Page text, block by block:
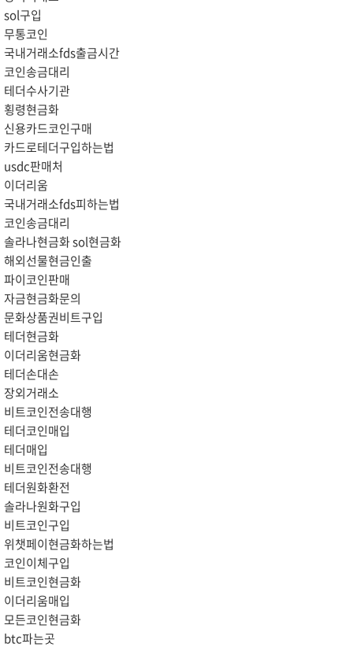
sol구입
무통코인
국내거래소fds출금시간
코인송금대리
테더수사기관
횡령현금화
신용카드코인구매
카드로테더구입하는법
usdc판매처
이더리움
국내거래소fds피하는법
코인송금대리
솔라나현금화 sol현금화
해외선물현금인출
파이코인판매
자금현금화문의
문화상품권비트구입
테더현금화
이더리움현금화
테더손대손
장외거래소
비트코인전송대행
테더코인매입
테더매입
비트코인전송대행
테더원화환전
솔라나원화구입
비트코인구입
위챗페이현금화하는법
코인이체구입
비트코인현금화
이더리움매입
모든코인현금화
btc파는곳